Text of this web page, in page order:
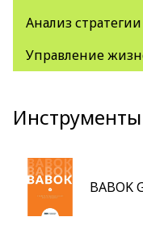
Анализ стратегии
Управление
Инструменты
BABOK